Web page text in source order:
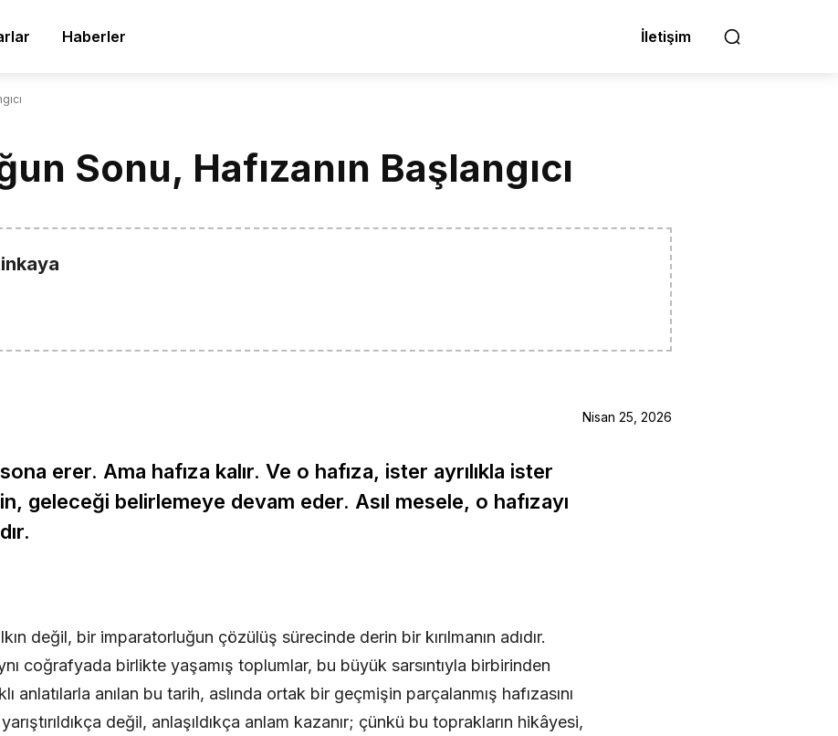
Haberler İletişim
Sonu, Hafızanın Başlangıcı
Nisan 25, 2026
erer. Ama hafıza kalır. Ve o hafıza, ister ayrılıkla ister
geleceği belirlemeye devam eder. Asıl mesele, o hafızayı
değil, bir imparatorluğun çözülüş sürecinde derin bir kırılmanın adıdır.
coğrafyada birlikte yaşamış toplumlar, bu büyük sarsıntıyla birbirinden
anlatılarla anılan bu tarih, aslında ortak bir geçmişin parçalanmış hafızasını
değil, anlaşıldıkça anlam kazanır; çünkü bu toprakların hikâyesi,